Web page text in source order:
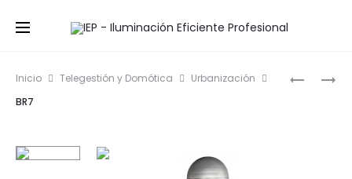
Inicio Telegestión y Domótica
Urbanización
BR7